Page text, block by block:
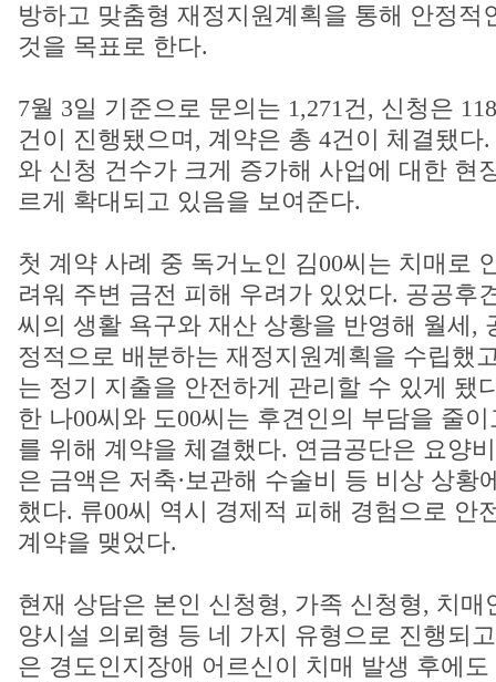
방하고 맞춤형 재정지원계획을 통해 안정적
것을 목표로 한다.
7월 3일 기준으로 문의는 1,271건, 신청은
건이 진행됐으며, 계약은 총 4건이 체결됐다
와 신청 건수가 크게 증가해 사업에 대한 현
르게 확대되고 있음을 보여준다.
첫 계약 사례 중 독거노인 김00씨는 치매로
려워 주변 금전 피해 우려가 있었다. 공공후
씨의 생활 욕구와 재산 상황을 반영해 월세,
정적으로 배분하는 재정지원계획을 수립했
는 정기 지출을 안전하게 관리할 수 있게 됐
한 나00씨와 도00씨는 후견인의 부담을 줄
를 위해 계약을 체결했다. 연금공단은 요양
은 금액은 저축·보관해 수술비 등 비상 상황
했다. 류00씨 역시 경제적 피해 경험으로 안
계약을 맺었다.
현재 상담은 본인 신청형, 가족 신청형, 치매
양시설 의뢰형 등 네 가지 유형으로 진행되
은 경도인지장애 어르신이 치매 발생 후에